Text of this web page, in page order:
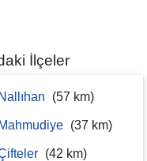
İlçeler
Nallıhan (57 km)
Mahmudiye (37 km)
(42 km)